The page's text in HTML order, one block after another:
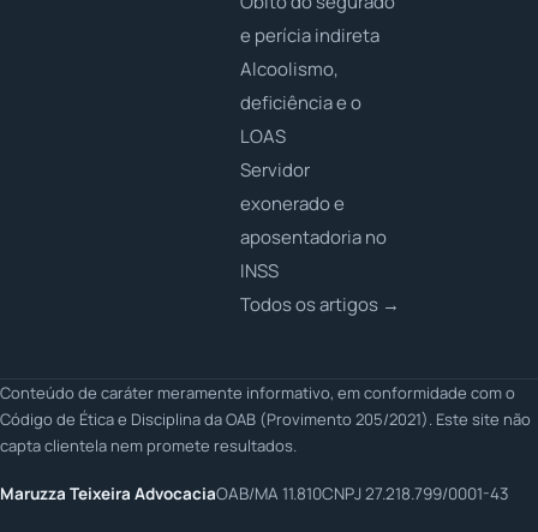
e perícia indireta
Alcoolismo,
deficiência e o
LOAS
Servidor
exonerado e
aposentadoria no
INSS
Todos os artigos →
Conteúdo de caráter meramente informativo, em conformidade com o
Código de Ética e Disciplina da OAB (Provimento 205/2021). Este site não
capta clientela nem promete resultados.
Maruzza Teixeira AdvocaciaOAB/MA 11.810CNPJ 27.218.799/0001-43